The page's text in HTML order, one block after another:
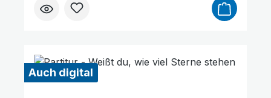
Lieferzeit beträgt ca. 7 Werktage, da dieser
Artikel erst nach Bestellung gedruckt wird.
Auch digital